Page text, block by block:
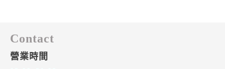
Contact
營業時間